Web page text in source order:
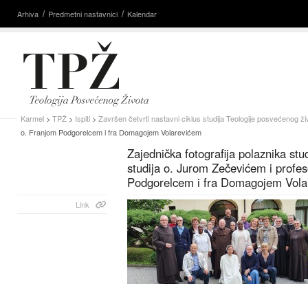
Arhiva Predmetni nastavnici Kalendar
Karmel > TPŽ > Ispiti > Završen četvrti nastavni ciklus studija Teologije posvećenog
o. Franjom Podgorelcem i fra Domagojem Volarevićem
Zajednička fotografija polaznika
studija o. Jurom Zečevićem i
Podgorelcem i fra Domagojem
Link